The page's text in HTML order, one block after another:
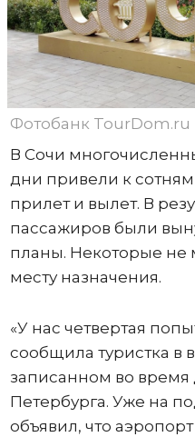
Фотобанк TourDom.ru
В Сочи
дни привели к
прилет и вылет. В
пассажиров были
планы. Некоторые не
месту назначения.
«У нас четвертая
сообщила туристка в
записанном во время
Петербурга. Уже на
объявил, что